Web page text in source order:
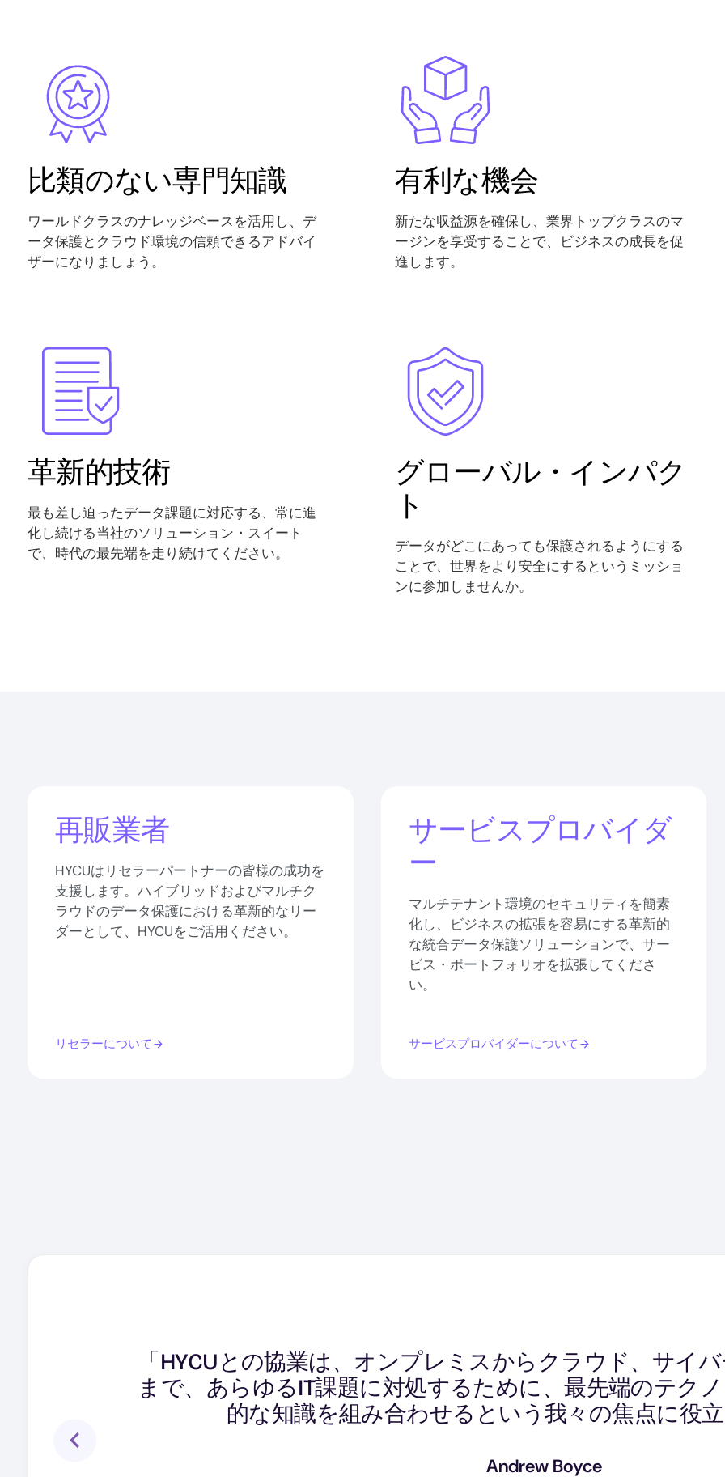
比類のない専門知識
ワールドクラスのナレッジベースを活用し、デ
ータ保護とクラウド環境の信頼できるアドバイ
ザーになりましょう。
Image
有利な機会
新たな収益源を確保し、業界トップクラスのマ
ージンを享受することで、ビジネスの成長を促
進します。
Image
革新的技術
最も差し迫ったデータ課題に対応する、常に進
化し続ける当社のソリューション・スイート
で、時代の最先端を走り続けてください。
グローバル・インパク
ト
データがどこにあっても保護されるようにする
ことで、世界をより安全にするというミッショ
ンに参加しませんか。
再販業者
HYCUはリセラーパートナーの皆様の成功を
支援します。ハイブリッドおよびマルチク
ラウドのデータ保護における革新的なリー
ダーとして、HYCUをご活用ください。
リセラーについて
サービスプロバイダ
ー
マルチテナント環境のセキュリティを簡素
化し、ビジネスの拡張を容易にする革新的
な統合データ保護ソリューションで、サー
ビス・ポートフォリオを拡張してくださ
い。
サービスプロバイダーについて
「HYCUとの協業は、オンプレミスからクラウド、サイ
まで、あらゆるIT課題に対処するために、最先端のテク
的な知識を組み合わせるという我々の焦点に役
Andrew Boyce
「私たちの需要が増加し続ける中、私たちと共に成長
を備えたスケーラブルなデータ保護プロバイダーが必要
マルチクラウドを導入しており、個々のクラウドの利
らのクラウドにまたがることができるソリューション
「HYCUのクラウドネイティブなデータ移行、保護、リ
お客様の厳しいデータ保護とDRのニーズに応えるの
Sherif Kozman
Extreme Solution